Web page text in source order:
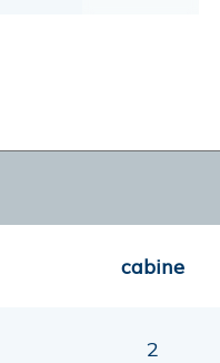
cabine
2